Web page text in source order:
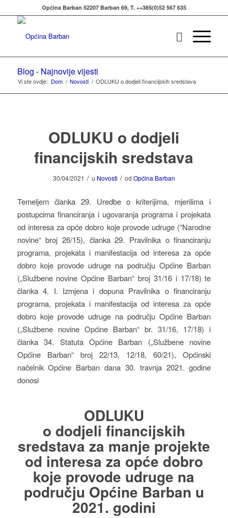
Općina Barban 52207 Barban 69, T. ++385(0)52 567 635
Blog - Najnovije vijesti
Vi ste ovdje: Dom / Novosti / ODLUKU o dodjeli financijskih sredstava
ODLUKU o dodjeli
financijskih sredstava
30/04/2021 / u Novosti / od Općina Barban
Temeljem članka 29. Uredbe o kriterijima, mjerilima i
postupcima financiranja i ugovaranja programa i projekata
od interesa za opće dobro koje provode udruge (“Narodne
novine“ broj 26/15), članka 29. Pravilnika o financiranju
programa, projekata i manifestacija od interesa za opće
dobro koje provode udruge na području Općine Barban
(„Službene novine Općine Barban“ broj 31/16 i 17/18) te
članka 4. I. Izmjena i dopuna Pravilnika o financiranju
programa, projekata i manifestacija od interesa za opće
dobro koje provode udruge na području Općine Barban
(„Službene novine Općine Barban“ br. 31/16, 17/18) i
članka 34. Statuta Općine Barban („Službene novine
Općine Barban“ broj 22/13, 12/18, 60/21), Općinski
načelnik Općine Barban dana 30. travnja 2021. godine
donosi
ODLUKU
o dodjeli financijskih
sredstava za manje projekte
od interesa za opće dobro
koje provode udruge na
području Općine Barban u
2021. godini